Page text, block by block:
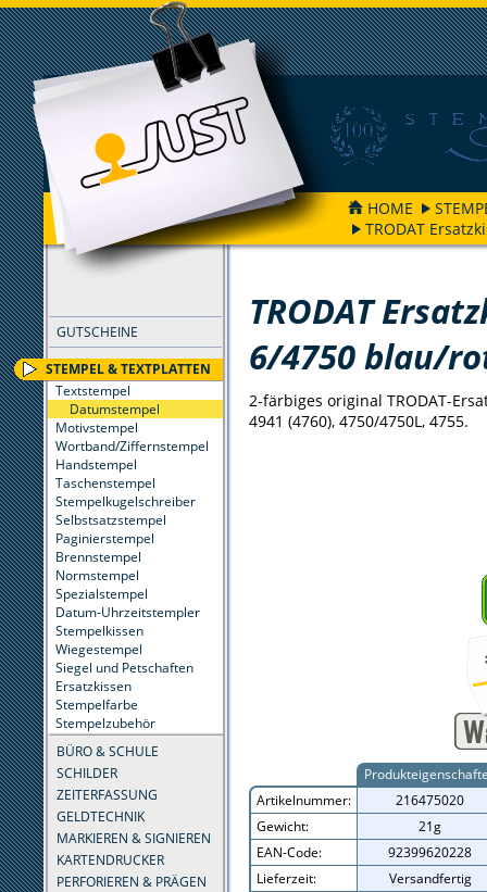
HOME
TRODAT
GUTSCHEINE
STEMPEL & TEXTPLATTEN
Textstempel
Datumstempel
Motivstempel
Wortband/Ziffernstempel
Handstempel
Taschenstempel
Stempelkugelschreiber
Selbstsatzstempel
Paginierstempel
Brennstempel
Normstempel
Spezialstempel
Datum-Uhrzeitstempler
Stempelkissen
Wiegestempel
Siegel und Petschaften
Ersatzkissen
Stempelfarbe
Stempelzubehör
BÜRO & SCHULE
SCHILDER
ZEITERFASSUNG
GELDTECHNIK
MARKIEREN & SIGNIEREN
KARTENDRUCKER
PERFORIEREN & PRÄGEN
FILTER
TRODAT
6/4750 blau/
2-färbiges original TRODAT-
4941 (4760), 4750/4750L, 4755.
Artikelnummer:
216475020
Gewicht:
21g
EAN-Code:
92399620228
Lieferzeit:
Versandfertig